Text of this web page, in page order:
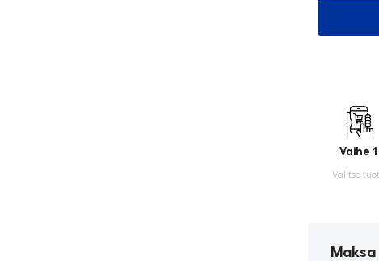
Vaihe 1
Valitse
Maksa